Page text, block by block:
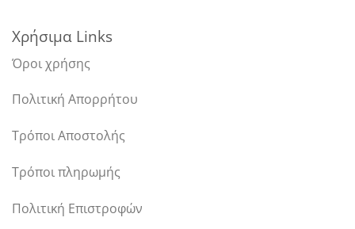
Χρήσιμα Links
Όροι χρήσης
Πολιτική Απορρήτου
Τρόποι Αποστολής
Τρόποι πληρωμής
Πολιτική Επιστροφών